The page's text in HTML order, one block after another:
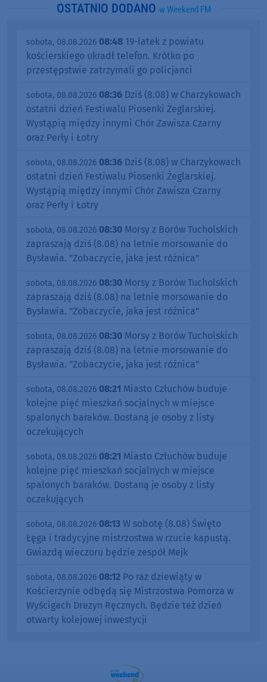
OSTATNIO DODANO w Weekend FM
sobota, 08.08.2026 08:48 19-latek z powiatu
kościerskiego ukradł telefon. Krótko po
przestępstwie zatrzymali go policjanci
sobota, 08.08.2026 08:36 Dziś (8.08) w Charzykowach
ostatni dzień Festiwalu Piosenki Żeglarskiej.
Wystąpią między innymi Chór Zawisza Czarny
oraz Perły i Łotry
sobota, 08.08.2026 08:36 Dziś (8.08) w Charzykowach
ostatni dzień Festiwalu Piosenki Żeglarskiej.
Wystąpią między innymi Chór Zawisza Czarny
oraz Perły i Łotry
sobota, 08.08.2026 08:30 Morsy z Borów Tucholskich
zapraszają dziś (8.08) na letnie morsowanie do
Bysławia. "Zobaczycie, jaka jest różnica"
sobota, 08.08.2026 08:30 Morsy z Borów Tucholskich
zapraszają dziś (8.08) na letnie morsowanie do
Bysławia. "Zobaczycie, jaka jest różnica"
sobota, 08.08.2026 08:30 Morsy z Borów Tucholskich
zapraszają dziś (8.08) na letnie morsowanie do
Bysławia. "Zobaczycie, jaka jest różnica"
sobota, 08.08.2026 08:21 Miasto Człuchów buduje
kolejne pięć mieszkań socjalnych w miejsce
spalonych baraków. Dostaną je osoby z listy
oczekujących
sobota, 08.08.2026 08:21 Miasto Człuchów buduje
kolejne pięć mieszkań socjalnych w miejsce
spalonych baraków. Dostaną je osoby z listy
oczekujących
sobota, 08.08.2026 08:13 W sobotę (8.08) Święto
Łęga i tradycyjne mistrzostwa w rzucie kapustą.
Gwiazdą wieczoru będzie zespół Mejk
sobota, 08.08.2026 08:12 Po raz dziewiąty w
Kościerzynie odbędą się Mistrzostwa Pomorza w
Wyścigach Drezyn Ręcznych. Będzie też dzień
otwarty kolejowej inwestycji